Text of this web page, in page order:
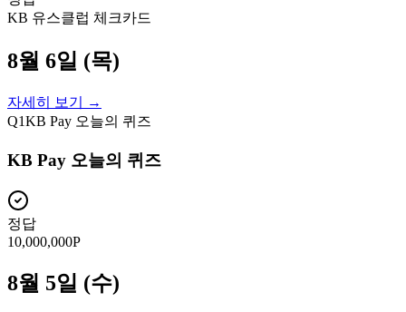
KB 유스클럽 체크카드
8월 6일 (목)
자세히 보기 →
Q1KB Pay 오늘의 퀴즈
KB Pay 오늘의 퀴즈
정답
10,000,000P
8월 5일 (수)